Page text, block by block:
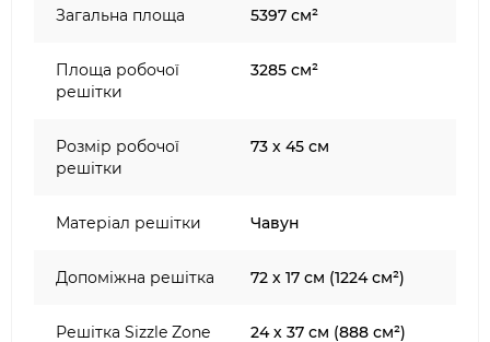
Загальна площа 5397 см²
Площа робочої
решітки
3285 см²
Розмір робочої
решітки
73 х 45 см
Матеріал решітки Чавун
Допоміжна решітка 72 х 17 см (1224 см²)
Решітка Sizzle Zone 24 х 37 см (888 см²)